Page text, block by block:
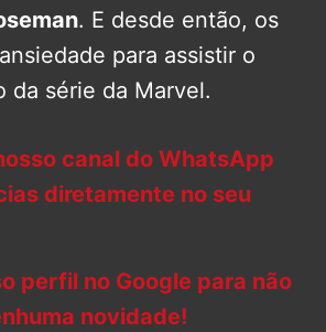
. E desde então, os
para assistir o
da série da Marvel.
canal do WhatsApp
diretamente no seu
perfil no Google para não
novidade!